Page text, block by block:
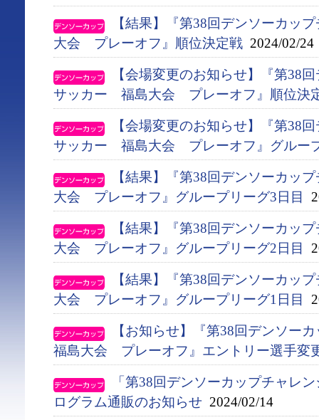
【結果】『第38回デンソーカッ
大会 プレーオフ』順位決定戦 2024/02/24
【会場変更のお知らせ】『第38
サッカー 福島大会 プレーオフ』順位決
【会場変更のお知らせ】『第38
サッカー 福島大会 プレーオフ』グルー
【結果】『第38回デンソーカッ
大会 プレーオフ』グループリーグ3日目
【結果】『第38回デンソーカッ
大会 プレーオフ』グループリーグ2日目
【結果】『第38回デンソーカッ
大会 プレーオフ』グループリーグ1日目
【お知らせ】『第38回デンソ
福島大会 プレーオフ』エントリー選手変
「第38回デンソーカップチャレ
ログラム通販のお知らせ 2024/02/14